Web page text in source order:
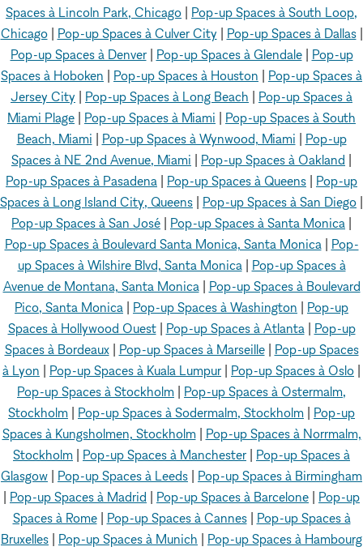
Spaces à Lincoln Park, Chicago
Pop-up Spaces à South Loop,
Chicago| Pop-up Spaces à Culver City Pop-up Spaces à Dallas|
Pop-up Spaces à Denver| Pop-up Spaces à Glendale| Pop-up
Spaces à Hoboken
Pop-up Spaces à Houston
Pop-up Spaces à
Jersey City
Pop-up Spaces à Long Beach
Pop-up Spaces à
Miami Plage
Pop-up Spaces à Miami
Pop-up Spaces à South
Beach, Miami
Pop-up Spaces à Wynwood, Miami
Pop-up
Spaces à NE 2nd Avenue, Miami
Pop-up Spaces à Oakland
Pop-up Spaces à Pasadena
Pop-up Spaces à Queens
Pop-up
Spaces à Long Island City, Queens
Pop-up Spaces à San Diego
Pop-up Spaces à San José
Pop-up Spaces à Santa Monica
Pop-up Spaces à Boulevard Santa Monica, Santa Monica| Pop-
up Spaces à Wilshire Blvd, Santa Monica| Pop-up Spaces à
Avenue de Montana, Santa Monica| Pop-up Spaces à Boulevard
Pico, Santa Monica
Pop-up Spaces à Washington
Pop-up
Spaces à Hollywood Ouest| Pop-up Spaces à Atlanta| Pop-up
Spaces à Bordeaux| Pop-up Spaces à Marseille| Pop-up Spaces
à Lyon
Pop-up Spaces à Kuala Lumpur Pop-up Spaces à Oslo
Pop-up Spaces à Stockholm
Pop-up Spaces à Ostermalm,
Stockholm
Pop-up Spaces à Sodermalm, Stockholm
Pop-up
Spaces à Kungsholmen, Stockholm| Pop-up Spaces à Norrmalm,
Stockholm
Pop-up Spaces à Manchester
Pop-up Spaces à
Glasgow
Pop-up Spaces à Leeds
Pop-up Spaces à Birmingham
Pop-up Spaces à Madrid Pop-up Spaces à Barcelone
Pop-up
Spaces à Rome| Pop-up Spaces à Cannes| Pop-up Spaces à
Bruxelles
Pop-up Spaces à Munich
Pop-up Spaces à Hambourg